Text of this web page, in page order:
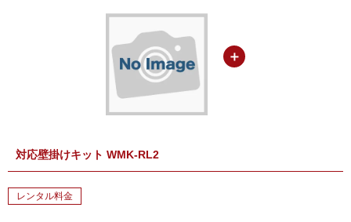
＋
対応壁掛けキット WMK-RL2
レンタル料金